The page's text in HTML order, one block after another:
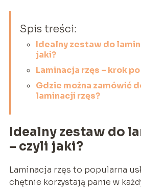
Spis treści:
Idealny zestaw do
jaki?
Laminacja rzęs – krok
Gdzie można zamówić
laminacji rzęs?
Idealny zestaw do
– czyli jaki?
Laminacja rzęs to popularna
chętnie korzystają panie w